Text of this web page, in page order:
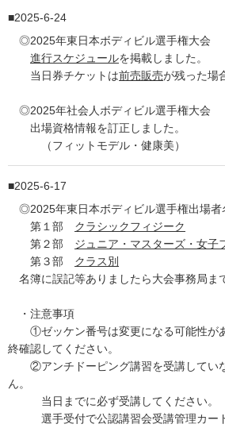
2025-6-24
◎2025年東日本ボディビル選手権大会
進行スケジュールを掲載しました。
当日券チケットは前売販売が残った場
◎2025年社会人ボディビル選手権大会
出場資格情報を訂正しました。
（フィットモデル・健康美）
2025-6-17
◎2025年東日本ボディビル選手権出場者
第１部 クラシックフィジーク
第２部 ジュニア・マスターズ・女子
第３部 クラス別
名簿に誤記等ありましたら大会事務局ま
・注意事項
①ゼッケン番号は変更になる可能性が
終確認してください。
②アンチドーピング講習を受講してい
ん。
当日までに必ず受講してください。
選手受付で公認講習会受講管理カー